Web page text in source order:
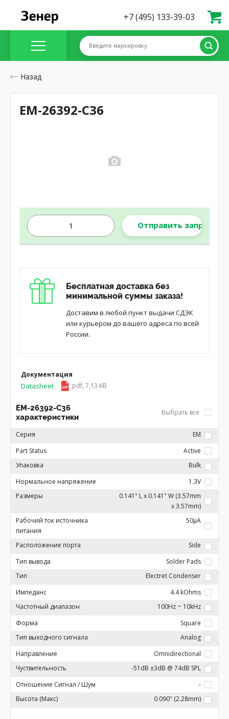
+7 (495) 133-39-03
Введите маркировку
Назад
Отправить запрос
Бесплатная доставка без
минимальной суммы заказа!
Доставим в любой пункт выдачи СДЭК
или курьером до вашего адреса по всей
России.
Документация
Datasheet pdf, 7,13 KB
EM-26392-C36
характеристики
Выбрать все
Серия
EM
Part Status
Active
Упаковка
Bulk
Нормальное напряжение
1.3V
Размеры
0.141" L x 0.141" W (3.57mm
x 3.57mm)
Рабочий ток источника
питания
50µA
Расположение порта
Side
Тип вывода
Solder Pads
Тип
Electret Condenser
Импеданс
4.4 kOhms
Частотный диапазон
100Hz ~ 10kHz
Форма
Square
Тип выходного сигнала
Analog
Направление
Omnidirectional
Чуствительность
-51dB ±3dB @ 74dB SPL
Отношение Сигнал / Шум
-
Высота (Макс)
0.090" (2.28mm)
EM-26392-C36